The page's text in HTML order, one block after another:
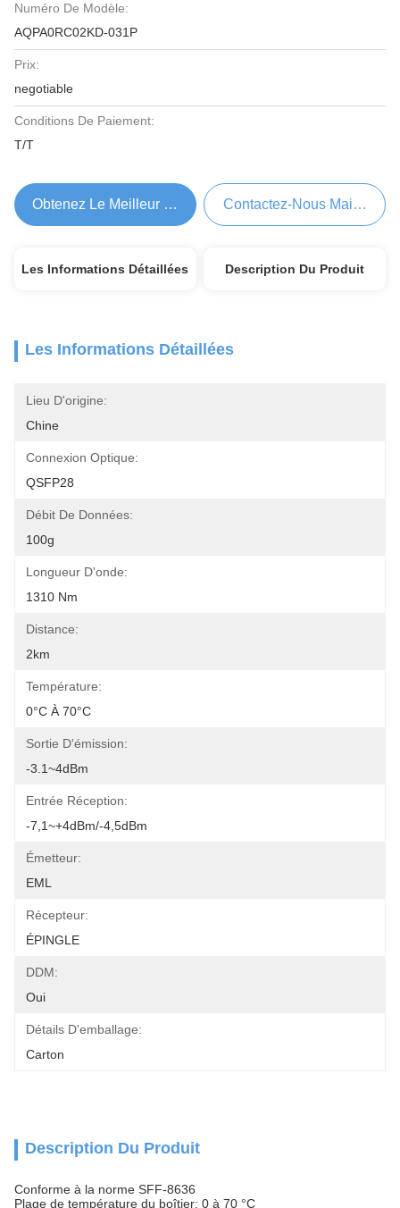
Numéro De Modèle:
AQPA0RC02KD-031P
Prix:
negotiable
Conditions De Paiement:
T/T
Obtenez Le Meilleur Prix Contactez-Nous Maintenant
Les Informations Détaillées Description Du Produit
Les Informations Détaillées
Lieu D'origine:
Chine
Connexion Optique:
QSFP28
Débit De Données:
100g
Longueur D'onde:
1310 Nm
Distance:
2km
Température:
0°C À 70°C
Sortie D'émission:
-3.1~4dBm
Entrée Réception:
-7,1~+4dBm/-4,5dBm
Émetteur:
EML
Récepteur:
ÉPINGLE
DDM:
Oui
Détails D'emballage:
Carton
Description Du Produit
Conforme à la norme SFF-8636
Plage de température du boîtier: 0 à 70 °C